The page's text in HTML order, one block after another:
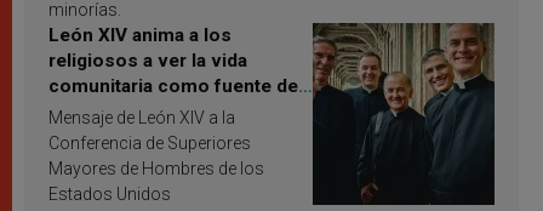
minorías.
León XIV anima a los
religiosos a ver la vida
comunitaria como fuente de
inspiración y santificación
Mensaje de León XIV a la
Conferencia de Superiores
Mayores de Hombres de los
Estados Unidos